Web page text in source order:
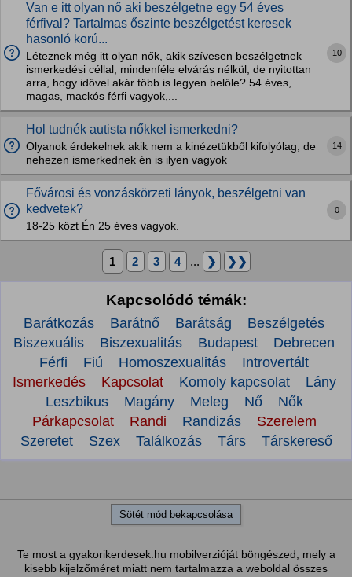
Van e itt olyan nő aki beszélgetne egy 54 éves
férfival? Tartalmas őszinte beszélgetést keresek
hasonló korú...
Léteznek még itt olyan nők, akik szívesen beszélgetnek
ismerkedési céllal, mindenféle elvárás nélkül, de nyitottan
arra, hogy idővel akár több is legyen belőle? 54 éves,
magas, mackós férfi vagyok,...
10
Hol tudnék autista nőkkel ismerkedni?
Olyanok érdekelnek akik nem a kinézetükből kifolyólag, de
nehezen ismerkednek én is ilyen vagyok
14
Fővárosi és vonzáskörzeti lányok, beszélgetni van
kedvetek?
18-25 közt Én 25 éves vagyok.
0
1 2 3 4 ... ❯ ❯❯
Kapcsolódó témák:
Barátkozás Barátnő Barátság
Beszélgetés
Biszexuális
Biszexualitás Budapest
Debrecen
Férfi
Fiú Homoszexualitás
Introvertált
Ismerkedés
Kapcsolat Komoly kapcsolat
Lány
Leszbikus
Magány Meleg Nő
Nők
Párkapcsolat
Randi Randizás
Szerelem
Szeretet
Szex Találkozás Társ Társkereső
Sötét mód bekapcsolása
Te most a gyakorikerdesek.hu mobilverzióját böngészed, mely a
kisebb kijelzőméret miatt nem tartalmazza a weboldal összes